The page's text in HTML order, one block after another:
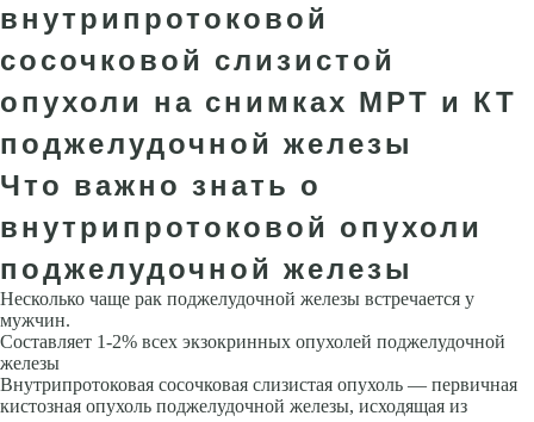
внутрипротоковой
сосочковой слизистой
опухоли на снимках МРТ и КТ
поджелудочной железы
Что важно знать о
внутрипротоковой опухоли
поджелудочной железы
Несколько чаще рак поджелудочной железы встречается у
мужчин.
Составляет 1-2% всех экзокринных опухолей поджелудочной
железы
Внутрипротоковая сосочковая слизистая опухоль — первичная
кистозная опухоль поджелудочной железы, исходящая из